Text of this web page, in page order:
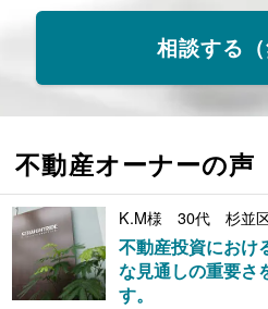
相談する（
不動産オーナーの声
K.M様 30代 杉並
不動産投資におけ
な見通しの重要さ
す。